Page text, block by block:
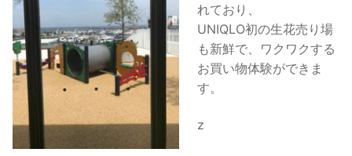
れており、
UNIQLO初の生花売り場
も新鮮で、ワクワクする
お買い物体験ができま
す。
z